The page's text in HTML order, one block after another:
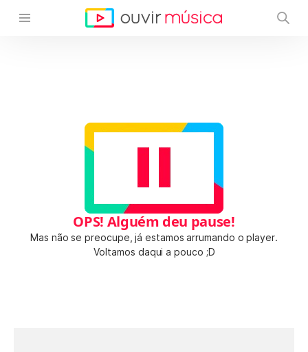
OPS! Alguém deu pause!
Mas não se preocupe, já estamos arrumando o player.
Voltamos daqui a pouco ;D